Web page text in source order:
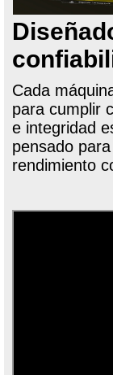
Cada
para cumplir
e integridad
pensado
rendimiento